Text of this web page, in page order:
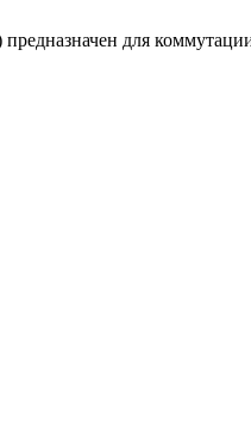
предназначен для